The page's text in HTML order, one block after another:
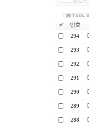
번호
294
293
292
291
290
289
288